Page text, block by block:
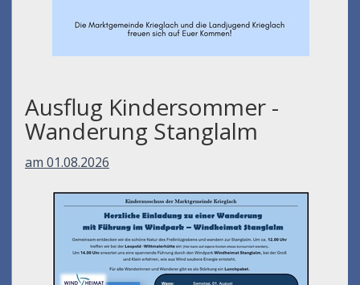
Ausflug Kindersommer -
Wanderung Stanglalm
am 01.08.2026